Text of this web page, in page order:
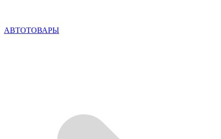
АВТОТОВАРЫ